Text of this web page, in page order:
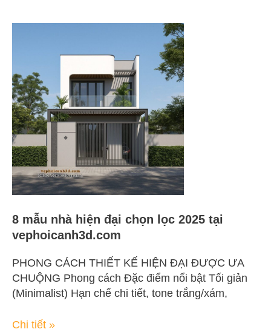
8 mẫu nhà hiện đại chọn lọc 2025 tại
vephoicanh3d.com
PHONG CÁCH THIẾT KẾ HIỆN ĐẠI ĐƯỢC ƯA
CHUỘNG Phong cách Đặc điểm nổi bật Tối giản
(Minimalist) Hạn chế chi tiết, tone trắng/xám,
hiện
đại
chọn
lọc
2025
tại
vephoicanh3d.com
Chi tiết »